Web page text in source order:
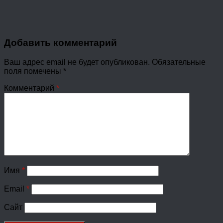
Добавить комментарий
Ваш адрес email не будет опубликован. Обязательные
поля помечены *
Комментарий *
Имя *
Email *
Сайт